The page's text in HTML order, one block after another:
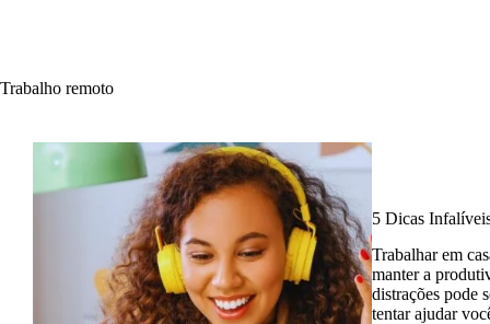
Trabalho remoto
5 Dicas
Trabalhar em
manter a
distrações pode
tentar ajudar